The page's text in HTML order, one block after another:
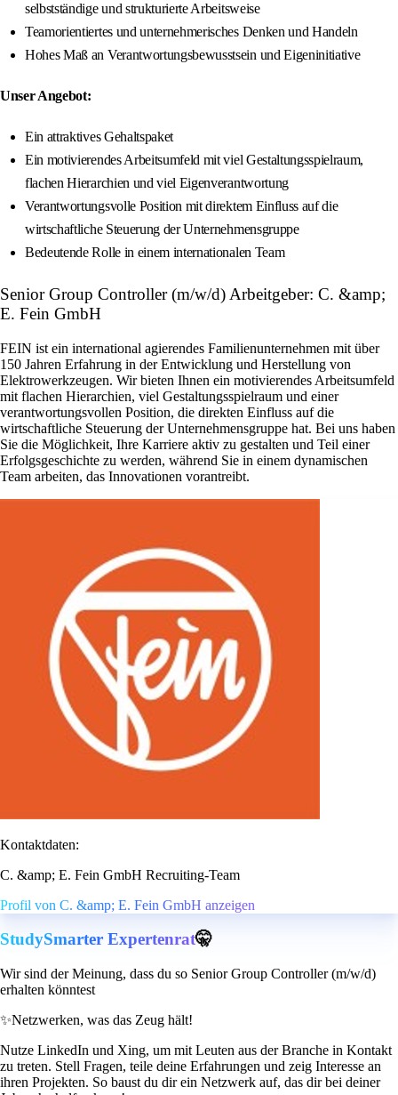
selbstständige und strukturierte Arbeitsweise
Teamorientiertes und unternehmerisches Denken und Handeln
Hohes Maß an Verantwortungsbewusstsein und Eigeninitiative
Unser Angebot:
Ein attraktives Gehaltspaket
Ein motivierendes Arbeitsumfeld mit viel Gestaltungsspielraum,
flachen Hierarchien und viel Eigenverantwortung
Verantwortungsvolle Position mit direktem Einfluss auf die
wirtschaftliche Steuerung der Unternehmensgruppe
Bedeutende Rolle in einem internationalen Team
Senior Group Controller (m/w/d) Arbeitgeber: C. &amp;
E. Fein GmbH
FEIN ist ein international agierendes Familienunternehmen mit über
150 Jahren Erfahrung in der Entwicklung und Herstellung von
Elektrowerkzeugen. Wir bieten Ihnen ein motivierendes Arbeitsumfeld
mit flachen Hierarchien, viel Gestaltungsspielraum und einer
verantwortungsvollen Position, die direkten Einfluss auf die
wirtschaftliche Steuerung der Unternehmensgruppe hat. Bei uns haben
Sie die Möglichkeit, Ihre Karriere aktiv zu gestalten und Teil einer
Erfolgsgeschichte zu werden, während Sie in einem dynamischen
Team arbeiten, das Innovationen vorantreibt.
Kontaktdaten:
C. &amp; E. Fein GmbH Recruiting-Team
Profil von C. &amp; E. Fein GmbH anzeigen
StudySmarter Expertenrat🤫
Wir sind der Meinung, dass du so Senior Group Controller (m/w/d)
erhalten könntest
✨Netzwerken, was das Zeug hält!
Nutze LinkedIn und Xing, um mit Leuten aus der Branche in Kontakt
zu treten. Stell Fragen, teile deine Erfahrungen und zeig Interesse an
ihren Projekten. So baust du dir ein Netzwerk auf, das dir bei deiner